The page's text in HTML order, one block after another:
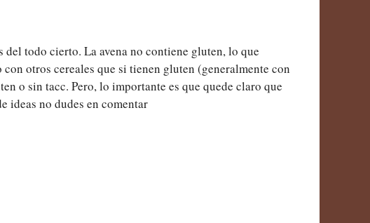
todo cierto. La avena no contiene gluten, lo que
otros cereales que si tienen gluten (generalmente con
o sin tacc. Pero, lo importante es que quede claro que
ideas no dudes en comentar